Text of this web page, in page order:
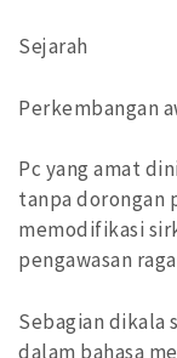
Sejarah
Perkembangan
Pc yang amat
tanpa dorongan
memodifikasi
pengawasan
Sebagian
dalam bahasa